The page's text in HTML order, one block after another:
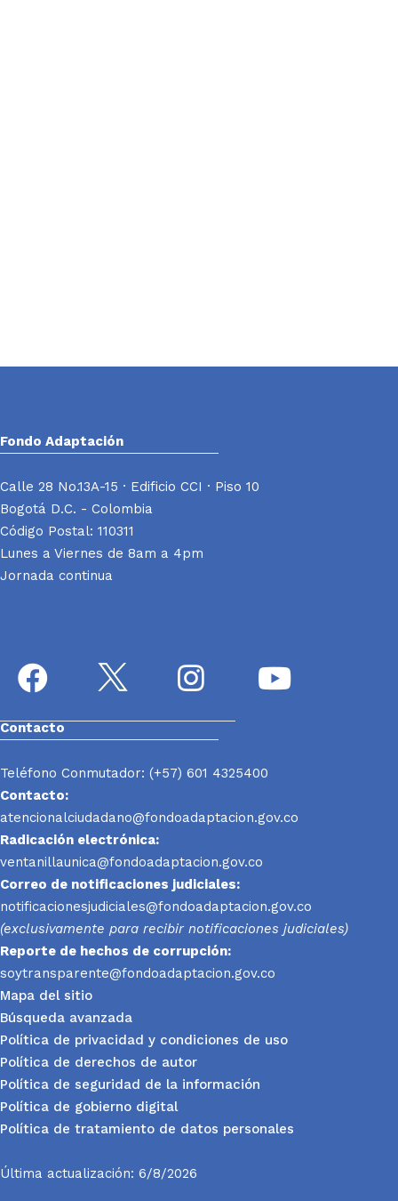
Fondo Adaptación
Calle 28 No.13A-15 · Edificio CCI · Piso 10
Bogotá D.C. - Colombia
Código Postal: 110311
Lunes a Viernes de 8am a 4pm
Jornada continua
Contacto
Teléfono Conmutador: (+57) 601 4325400
Contacto:
atencionalciudadano@fondoadaptacion.gov.co
Radicación electrónica:
ventanillaunica@fondoadaptacion.gov.co
Correo de notificaciones judiciales:
notificacionesjudiciales@fondoadaptacion.gov.co
(exclusivamente para recibir notificaciones judiciales)
Reporte de hechos de corrupción:
soytransparente@fondoadaptacion.gov.co
Mapa del sitio
Búsqueda avanzada
Política de privacidad y condiciones de uso
Política de derechos de autor
Política de seguridad de la información
Política de gobierno digital
Política de tratamiento de datos personales
Última actualización: 6/8/2026